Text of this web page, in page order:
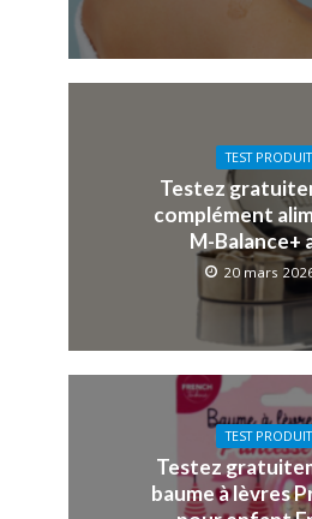
TEST PRODUIT
Testez
complément
M-Balance+
20 mars
TEST PRODUIT
Testez
baume à lèvres